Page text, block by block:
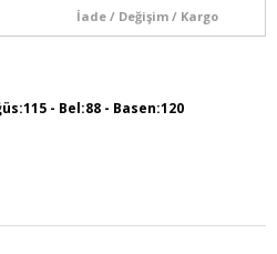
İade / Değişim / Kargo
- Bel:88 - Basen:120